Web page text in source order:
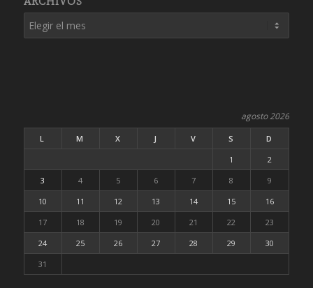
agosto 2026
L M X J V S
D
1
2
3
4 5 6 7 8
9
10
11 12 13 14 15
16
17
18 19 20 21 22
23
24
25 26 27 28 29
30
31